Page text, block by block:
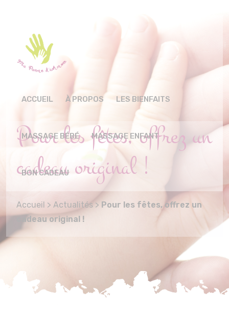
ACCUEIL À PROPOS LES BIENFAITS
MASSAGE BÉBÉ MASSAGE ENFANT
BON CADEAU
Pour les fêtes, offrez un
cadeau original !
Accueil > Actualités> Pour les fêtes, offrez un
cadeau original !